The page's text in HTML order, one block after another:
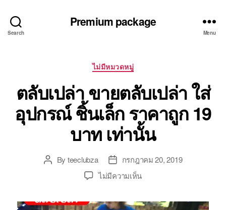
Search
Premium package
Menu
Categories
ไม่มีหมวดหมู่
ตลับเปล่า ขายตลับเปล่า ใส่
อุปกรณ์ ชิ้นเล็ก ราคาถูก 19
บาท เท่านั้น
PostBy teeclubza
Postกรกฎาคม 20, 2019
ไม่มีความเห็นบน